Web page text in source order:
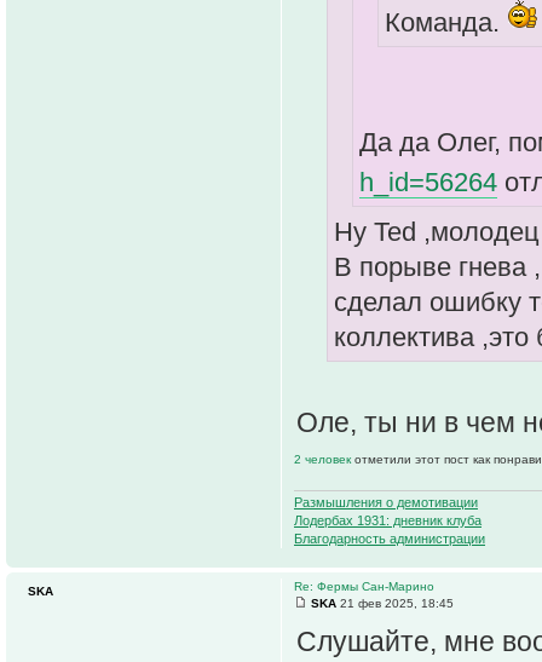
Команда.
Да да Олег,
h_id=56264
Ну Ted
В порыве гнева
сделал ошибку
коллектива
Оле, ты ни в чем
2 человек отметили этот пост как
Размышления о демотивации
Лодербах 1931: дневник клуба
Благодарность администрации
Re: Фермы Сан-Марино
SKA 21 фев 2025, 18:45
Слушайте, мне
SKA